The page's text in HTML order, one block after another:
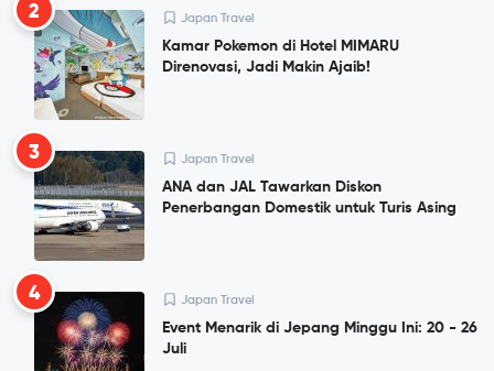
2 Japan Travel
Kamar Pokemon di Hotel MIMARU
Direnovasi, Jadi Makin Ajaib!
3 Japan Travel
ANA dan JAL Tawarkan Diskon
Penerbangan Domestik untuk Turis Asing
4 Japan Travel
Event Menarik di Jepang Minggu Ini: 20 - 26
Juli